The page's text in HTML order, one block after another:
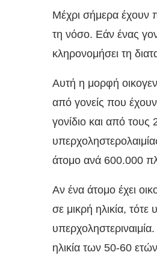
Μέχρι σήμερα έχουν
τη νόσο. Εάν ένας
κληρονομήσει τη
Αυτή η μορφή
από γονείς που έχουν
γονίδιο και από τους
άτομο ανά 600.000
Αν ένα άτομο έχει
σε μικρή ηλικία,
ηλικία των 50-60